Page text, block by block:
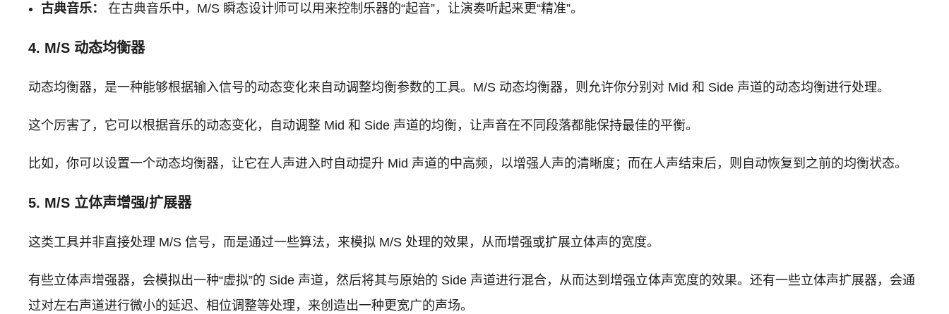
古典音乐：
在古典音乐中，M/S 瞬态设计师可以用来控制乐器的“起音”，让演奏听起来更“精准”。
4. M/S 动态均衡器
动态均衡器，是一种能够根据输入信号的动态变化来自动调整均衡参数的工具。M/S 动态均衡器，则允许你分别对 Mid 和 Side 声道的动态均衡进行处理。
这个厉害了，它可以根据音乐的动态变化，自动调整 Mid 和 Side 声道的均衡，让声音在不同段落都能保持最佳的平衡。
比如，你可以设置一个动态均衡器，让它在人声进入时自动提升 Mid 声道的中高频，以增强人声的清晰度；而在人声结束后，则自动恢复到之前的均衡状态。
5. M/S 立体声增强/扩展器
这类工具并非直接处理 M/S 信号，而是通过一些算法，来模拟 M/S 处理的效果，从而增强或扩展立体声的宽度。
有些立体声增强器，会模拟出一种“虚拟”的 Side 声道，然后将其与原始的 Side 声道进行混合，从而达到增强立体声宽度的效果。还有一些立体声扩展器，会通
过对左右声道进行微小的延迟、相位调整等处理，来创造出一种更宽广的声场。